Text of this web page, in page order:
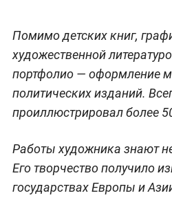
Помимо детских книг,
художественной
портфолио — оформление
политических изданий.
проиллюстрировал более
Работы художника знают
Его творчество получило
государствах Европы и